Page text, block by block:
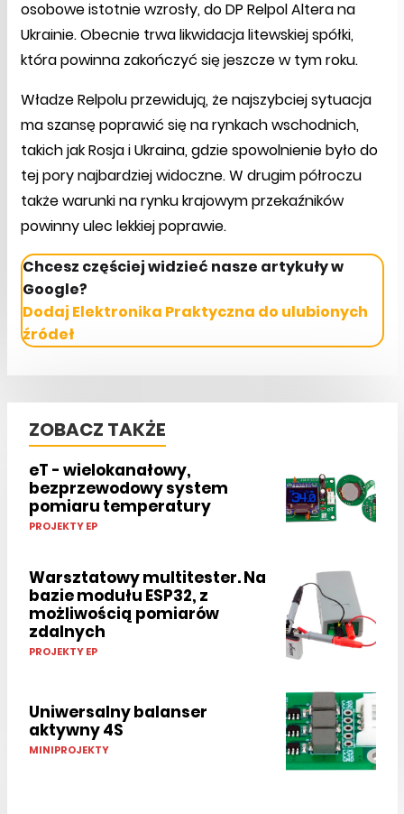
osobowe istotnie wzrosły, do DP Relpol Altera na
Ukrainie. Obecnie trwa likwidacja litewskiej spółki,
która powinna zakończyć się jeszcze w tym roku.
Władze Relpolu przewidują, że najszybciej sytuacja
ma szansę poprawić się na rynkach wschodnich,
takich jak Rosja i Ukraina, gdzie spowolnienie było do
tej pory najbardziej widoczne. W drugim półroczu
także warunki na rynku krajowym przekaźników
powinny ulec lekkiej poprawie.
Chcesz częściej widzieć nasze artykuły w
Google?
Dodaj Elektronika Praktyczna do ulubionych
źródeł
ZOBACZ TAKŻE
eT - wielokanałowy,
bezprzewodowy system
pomiaru temperatury
PROJEKTY EP
Warsztatowy multitester. Na
bazie modułu ESP32, z
możliwością pomiarów
zdalnych
PROJEKTY EP
Uniwersalny balanser
aktywny 4S
MINIPROJEKTY